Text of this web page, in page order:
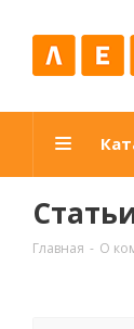
Главная - О